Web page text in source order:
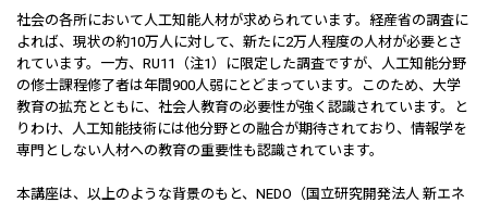
社会の各所において人工知能人材が求められています。経産省の調査に
よれば、現状の約10万人に対して、新たに2万人程度の人材が必要とさ
れています。一方、RU11（注1）に限定した調査ですが、人工知能分野
の修士課程修了者は年間900人弱にとどまっています。このため、大学
教育の拡充とともに、社会人教育の必要性が強く認識されています。と
りわけ、人工知能技術には他分野との融合が期待されており、情報学を
専門としない人材への教育の重要性も認識されています。
本講座は、以上のような背景のもと、NEDO（国立研究開発法人 新エネ